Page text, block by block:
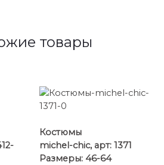
товары
Костюмы
michel-chic, арт: 1371
Размеры: 46-64